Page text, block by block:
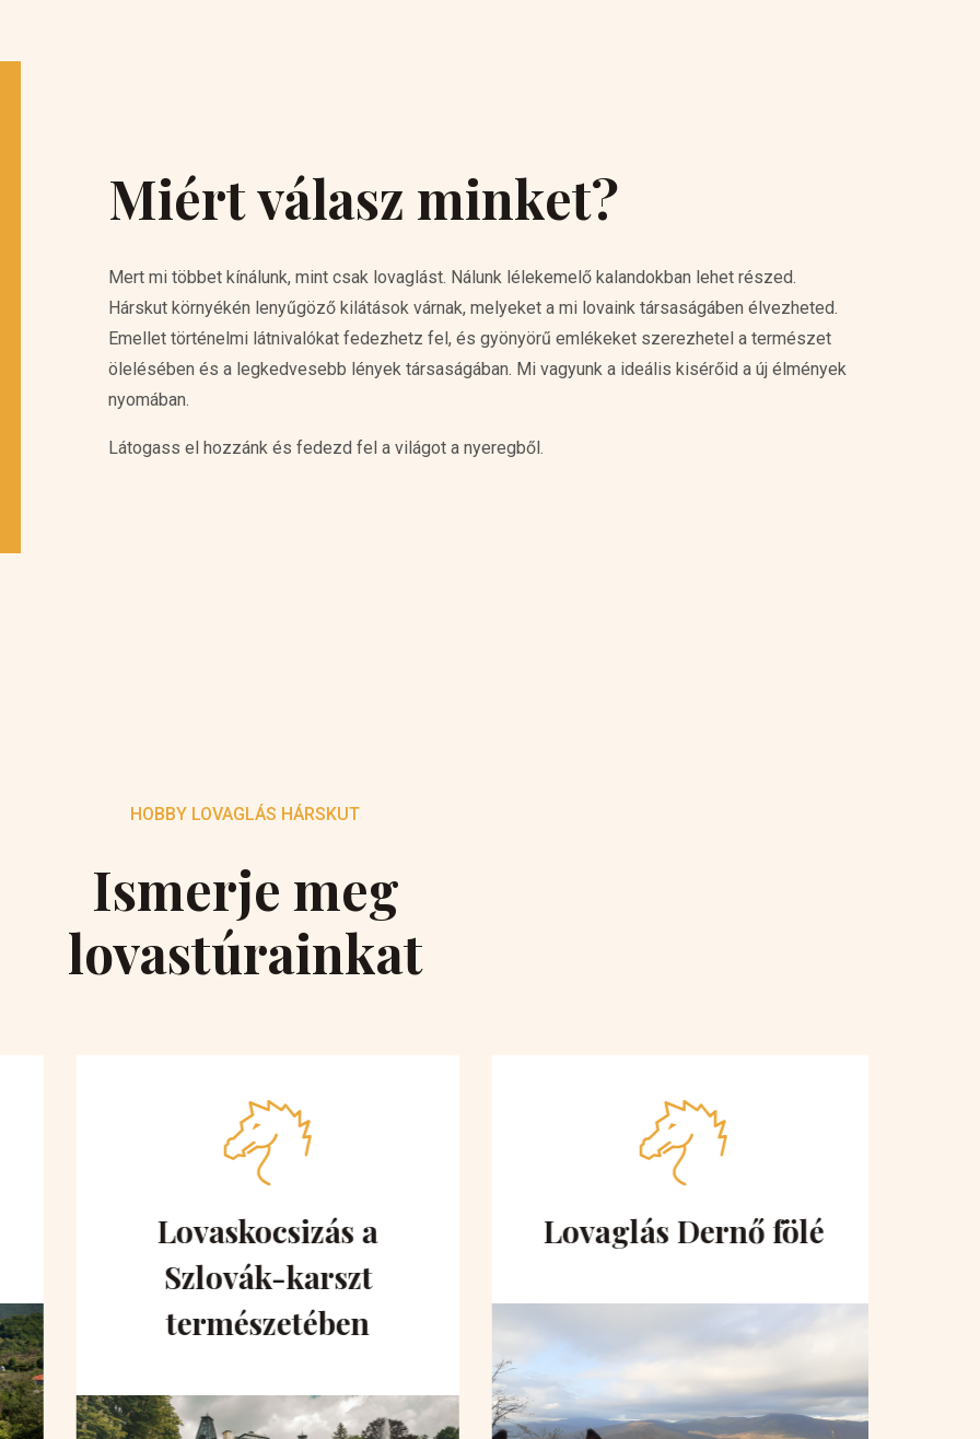
Miért válasz minket?
Mert mi többet kínálunk, mint csak lovaglást. Nálunk lélekemelő kalandokban lehet részed.
Hárskut környékén lenyűgöző kilátások várnak, melyeket a mi lovaink társaságáben élvezheted.
Emellet történelmi látnivalókat fedezhetz fel, és gyönyörű emlékeket szerezhetel a természet
ölelésében és a legkedvesebb lények társaságában. Mi vagyunk a ideális kisérőid a új élmények
nyomában.
Látogass el hozzánk és fedezd fel a világot a nyeregből.
HOBBY LOVAGLÁS HÁRSKUT
Ismerje meg
lovastúrainkat
Lovaskocsizás a
Szlovák-karszt
természetében
Lovaglás Dernő fölé